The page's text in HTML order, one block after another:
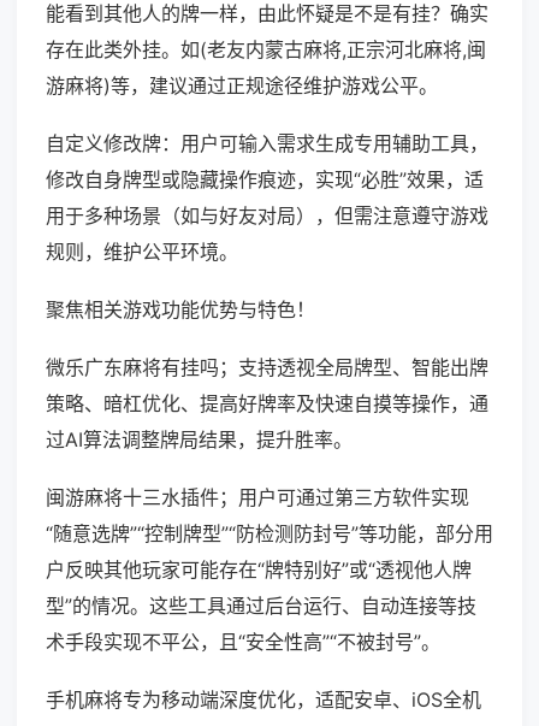
能看到其他人的牌一样，由此怀疑是不是有挂？确实
存在此类外挂。如(老友内蒙古麻将,正宗河北麻将,闽
游麻将)等，建议通过正规途径维护游戏公平。
自定义修改牌：用户可输入需求生成专用辅助工具，
修改自身牌型或隐藏操作痕迹，实现“必胜”效果，适
用于多种场景（如与好友对局），但需注意遵守游戏
规则，维护公平环境。
聚焦相关游戏功能优势与特色！
微乐广东麻将有挂吗；支持透视全局牌型、智能出牌
策略、暗杠优化、提高好牌率及快速自摸等操作，通
过AI算法调整牌局结果，提升胜率。
闽游麻将十三水插件；用户可通过第三方软件实现
“随意选牌”“控制牌型”“防检测防封号”等功能，部分用
户反映其他玩家可能存在“牌特别好”或“透视他人牌
型”的情况。这些工具通过后台运行、自动连接等技
术手段实现不平公，且“安全性高”“不被封号”。
手机麻将专为移动端深度优化，适配安卓、iOS全机